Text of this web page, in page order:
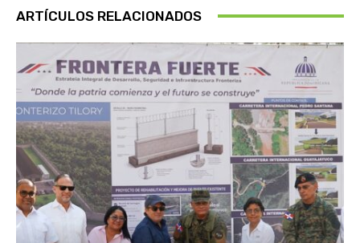
ARTÍCULOS RELACIONADOS